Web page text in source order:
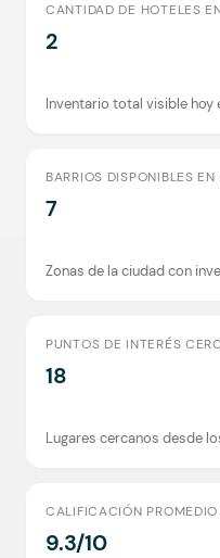
CANTIDAD DE HOTELES
2
Inventario total visible hoy
BARRIOS DISPONIBLES EN
7
Zonas de la ciudad con
PUNTOS DE INTERÉS
18
Lugares cercanos desde
CALIFICACIÓN PROMEDIO
9.3/10